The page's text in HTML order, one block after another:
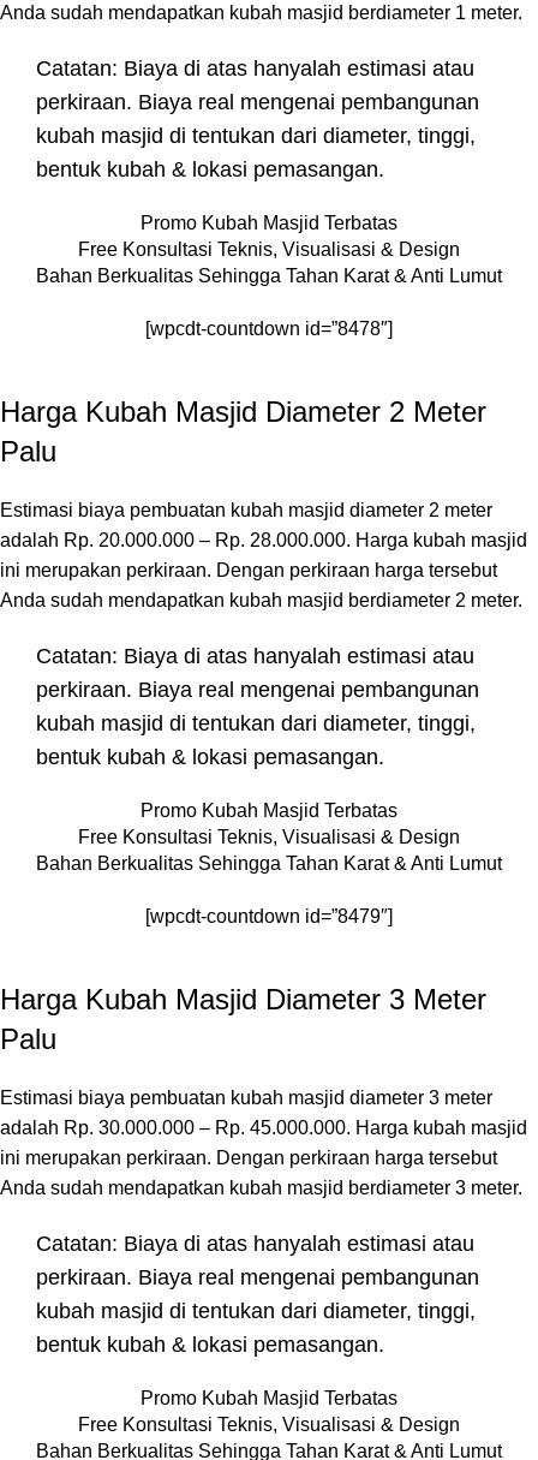
Anda sudah mendapatkan kubah masjid berdiameter 1 meter.
Catatan: Biaya di atas hanyalah estimasi atau
perkiraan. Biaya real mengenai pembangunan
kubah masjid di tentukan dari diameter, tinggi,
bentuk kubah & lokasi pemasangan.
Promo Kubah Masjid Terbatas
Free Konsultasi Teknis, Visualisasi & Design
Bahan Berkualitas Sehingga Tahan Karat & Anti Lumut
[wpcdt-countdown id=”8478″]
Harga Kubah Masjid Diameter 2 Meter
Palu
Estimasi biaya pembuatan kubah masjid diameter 2 meter
adalah Rp. 20.000.000 – Rp. 28.000.000. Harga kubah masjid
ini merupakan perkiraan. Dengan perkiraan harga tersebut
Anda sudah mendapatkan kubah masjid berdiameter 2 meter.
Catatan: Biaya di atas hanyalah estimasi atau
perkiraan. Biaya real mengenai pembangunan
kubah masjid di tentukan dari diameter, tinggi,
bentuk kubah & lokasi pemasangan.
Promo Kubah Masjid Terbatas
Free Konsultasi Teknis, Visualisasi & Design
Bahan Berkualitas Sehingga Tahan Karat & Anti Lumut
[wpcdt-countdown id=”8479″]
Harga Kubah Masjid Diameter 3 Meter
Palu
Estimasi biaya pembuatan kubah masjid diameter 3 meter
adalah Rp. 30.000.000 – Rp. 45.000.000. Harga kubah masjid
ini merupakan perkiraan. Dengan perkiraan harga tersebut
Anda sudah mendapatkan kubah masjid berdiameter 3 meter.
Catatan: Biaya di atas hanyalah estimasi atau
perkiraan. Biaya real mengenai pembangunan
kubah masjid di tentukan dari diameter, tinggi,
bentuk kubah & lokasi pemasangan.
Promo Kubah Masjid Terbatas
Free Konsultasi Teknis, Visualisasi & Design
Bahan Berkualitas Sehingga Tahan Karat & Anti Lumut